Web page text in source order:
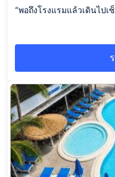
“พอถึงโรงแรมแล้วเดินไป
วัน พนักงานน่ารักยินดีช่วย